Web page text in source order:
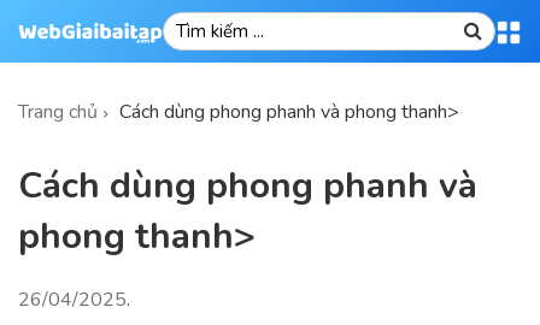
Trang chủ Cách dùng phong phanh và phong thanh>
Cách dùng phong phanh và
phong thanh>
26/04/2025.